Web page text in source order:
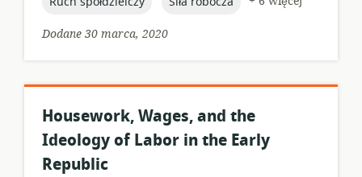
Dodane 30 marca, 2020
Housework, Wages, and the
Ideology of Labor in the Early
Republic